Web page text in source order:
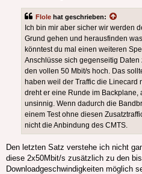
Flole hat geschrieben:
Ich bin mir aber sicher wir werden
Grund gehen und herausfinden
könntest du mal einen weiteren
Anschlüsse sich gegenseitig
den vollen 50 Mbit/s hoch. Das
haben weil der Traffic die Linecard
dreht er eine Runde im Backplane,
unsinnig. Wenn dadurch die
einem Test ohne diesen
nicht die Anbindung des CMTS.
Den letzten Satz verstehe ich nicht
diese 2x50Mbit/s zusätzlich zu den
Downloadgeschwindigkeiten möglich